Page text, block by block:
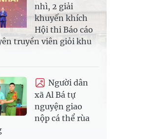
nhì, 2 giải
khuyến khích
Hội thi Báo cáo
truyền viên giỏi khu
Người dân
xã Al Bá tự
nguyện giao
nộp cá thể rùa